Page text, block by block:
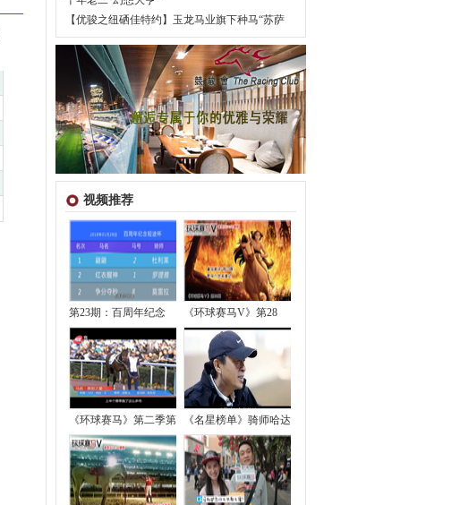
【优骏之纽硒佳特约】玉龙马业旗下种马“苏萨
视频推荐
第23期：百周年纪念 《环球赛马V》第28
《环球赛马》第二季第 《名星榜单》骑师哈达